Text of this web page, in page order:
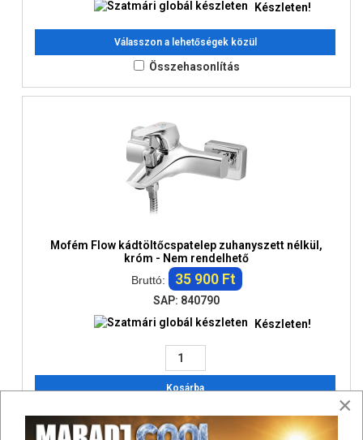
Készleten!
Válasszon a lehetőségek közül
Összehasonlítás
Mofém Flow kádtöltőcspatelep zuhanyszett nélkül,
króm - Nem rendelhető
Bruttó:
35 900 Ft
SAP: 840790
Készleten!
Kosárba
×